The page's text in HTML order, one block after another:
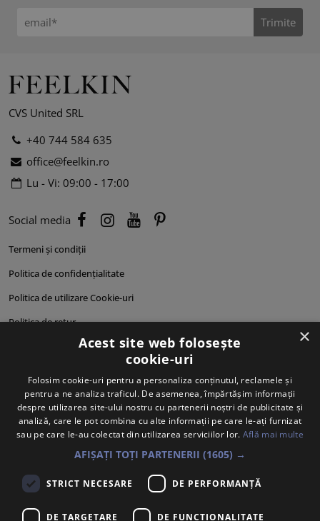
Trimite
CVS United SRL
+40 744 584 635
office@feelkin.ro
Lu - Vi: 09:00 - 17:00
Social media
Termeni și condiții
Politica de confidențialitate
Politica de utilizare Cookie-uri
Politica de retur
Cum se livrează?
Despre noi
Personalități produse
×
Acest site web folosește
cookie-uri
Folosim cookie-uri pentru a personaliza conținutul, reclamele și
pentru a ne analiza traficul. De asemenea, împărtășim informații
despre utilizarea site-ului nostru cu partenerii noștri de publicitate și
analiză, care le pot combina cu alte informații pe care le-ați furnizat
sau pe care le-au colectat din utilizarea serviciilor lor. Află mai multe
AFIȘAȚI TOȚI PARTENERII (1605) →
STRICT NECESARE DE PERFORMANȚĂ
DE TARGETARE DE FUNCŢIONALITATE